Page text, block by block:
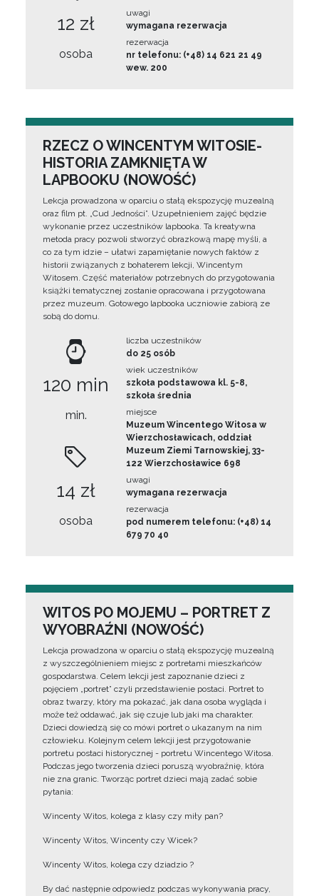
12 zł
osoba
uwagi
wymagana rezerwacja
rezerwacja
nr telefonu: (+48) 14 621 21 49
wew. 200
RZECZ O WINCENTYM WITOSIE-
HISTORIA ZAMKNIĘTA W
LAPBOOKU (NOWOŚĆ)
Lekcja prowadzona w oparciu o stałą ekspozycję muzealną
oraz film pt. „Cud Jedności”. Uzupełnieniem zajęć będzie
wykonanie przez uczestników lapbooka. Ta kreatywna
metoda pracy pozwoli stworzyć obrazkową mapę myśli, a
co za tym idzie – ułatwi zapamiętanie nowych faktów z
historii związanych z bohaterem lekcji, Wincentym
Witosem. Część materiałów potrzebnych do przygotowania
książki tematycznej zostanie opracowana i przygotowana
przez muzeum. Gotowego lapbooka uczniowie zabiorą ze
sobą do domu.
120 min
min.
14 zł
osoba
liczba uczestników
do 25 osób
wiek uczestników
szkoła podstawowa kl. 5-8,
szkoła średnia
miejsce
Muzeum Wincentego Witosa w
Wierzchosławicach, oddział
Muzeum Ziemi Tarnowskiej, 33-
122 Wierzchosławice 698
uwagi
wymagana rezerwacja
rezerwacja
pod numerem telefonu: (+48) 14
679 70 40
WITOS PO MOJEMU – PORTRET Z
WYOBRAŹNI (NOWOŚĆ)
Lekcja prowadzona w oparciu o stałą ekspozycję muzealną
z wyszczególnieniem miejsc z portretami mieszkańców
gospodarstwa. Celem lekcji jest zapoznanie dzieci z
pojęciem „portret” czyli przedstawienie postaci. Portret to
obraz twarzy, który ma pokazać, jak dana osoba wygląda i
może też oddawać, jak się czuje lub jaki ma charakter.
Dzieci dowiedzą się co mówi portret o ukazanym na nim
człowieku. Kolejnym celem lekcji jest przygotowanie
portretu postaci historycznej - portretu Wincentego Witosa.
Podczas jego tworzenia dzieci poruszą wyobraźnię, która
nie zna granic. Tworząc portret dzieci mają zadać sobie
pytania:
Wincenty Witos, kolega z klasy czy miły pan?
Wincenty Witos, Wincenty czy Wicek?
Wincenty Witos, kolega czy dziadzio ?
By dać następnie odpowiedz podczas wykonywania pracy,